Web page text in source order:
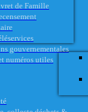
de Famille
gouvernementales
numéros utiles